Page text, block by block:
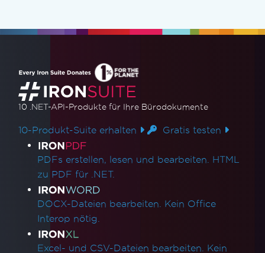
10 .NET-API-Produkte für Ihre Bürodokumente
10-Produkt-Suite erhalten Gratis testen
Produktlinks
PDFs erstellen, lesen und bearbeiten. HTML
zu PDF für .NET.
DOCX-Dateien bearbeiten. Kein Office
Interop nötig.
Excel- und CSV-Dateien bearbeiten. Kein